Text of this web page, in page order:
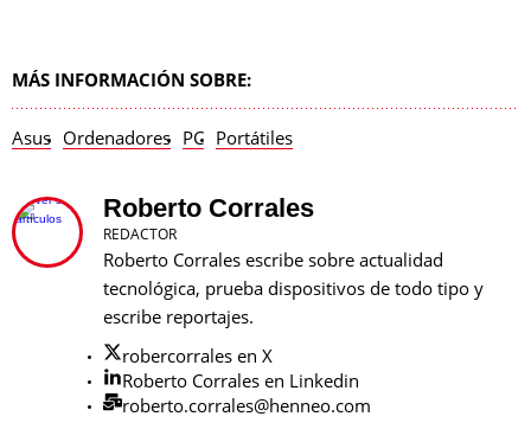
MÁS INFORMACIÓN SOBRE:
Asus Ordenadores PC Portátiles
Roberto Corrales
REDACTOR
Roberto Corrales escribe sobre actualidad
tecnológica, prueba dispositivos de todo tipo y
escribe reportajes.
robercorrales en X
Roberto Corrales en Linkedin
roberto.corrales@henneo.com